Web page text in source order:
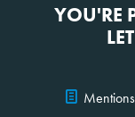
YOU'RE